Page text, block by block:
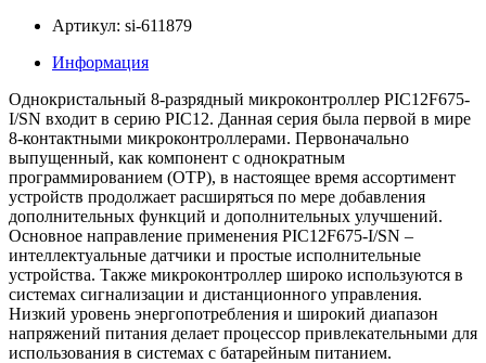
Артикул: si-611879
Информация
Однокристальный 8-разрядный микроконтроллер PIC12F675-
I/SN входит в серию PIC12. Данная серия была первой в мире
8-контактными микроконтроллерами. Первоначально
выпущенный, как компонент с однократным
программированием (OTP), в настоящее время ассортимент
устройств продолжает расширяться по мере добавления
дополнительных функций и дополнительных улучшений.
Основное направление применения PIC12F675-I/SN –
интеллектуальные датчики и простые исполнительные
устройства. Также микроконтроллер широко используются в
системах сигнализации и дистанционного управления.
Низкий уровень энергопотребления и широкий диапазон
напряжений питания делает процессор привлекательными для
использования в системах с батарейным питанием.